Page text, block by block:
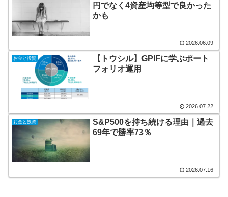
円でなく4資産均等型で良かった
かも
2026.06.09
お金と投資
【トウシル】GPIFに学ぶポート
フォリオ運用
2026.07.22
お金と投資
S&P500を持ち続ける理由｜過去
69年で勝率73％
2026.07.16